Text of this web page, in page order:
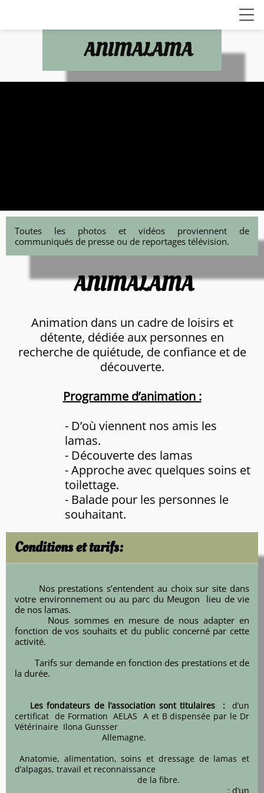
ANIMALAMA
Toutes les photos et vidéos proviennent de
communiqués de presse ou de reportages télévision.
ANIMALAMA
Animation dans un cadre de loisirs et
détente, dédiée aux personnes en
recherche de quiétude, de confiance et de
découverte.
Programme d’animation :
- D’où viennent nos amis les
lamas.
- Découverte des lamas
- Approche avec quelques soins et
toilettage.
- Balade pour les personnes le
souhaitant.
Conditions et tarifs:
Nos prestations s’entendent au choix sur site dans
votre environnement ou au parc du Meugon lieu de vie
de nos lamas.
Nous sommes en mesure de nous adapter en
fonction de vos souhaits et du public concerné par cette
activité.
Tarifs sur demande en fonction des prestations et de
la durée.
Les fondateurs de l’association sont titulaires :d’un
certificat de Formation AELAS A et B dispensée par le Dr
Vétérinaire Ilona Gunsser
Allemagne.
Anatomie, alimentation, soins et dressage de lamas et
d’alpagas, travail et reconnaissance
de la fibre.
: d’un